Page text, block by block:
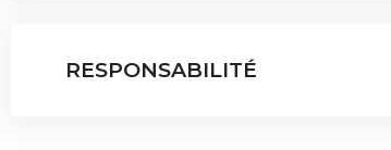
RESPONSABILITÉ